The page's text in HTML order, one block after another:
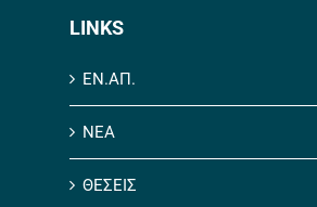
LINKS
ΕΝ.ΑΠ.
ΝΕΑ
ΘΕΣΕΙΣ